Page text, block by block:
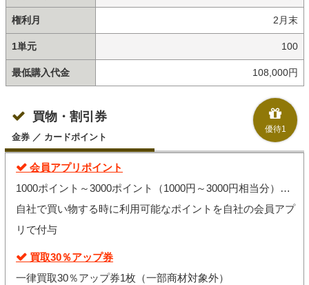
権利月 2月末
1単元 100
最低購入代金 108,000円
優待1
買物・割引券
金券 ／ カードポイント
会員アプリポイント
1000ポイント～3000ポイント（1000円～3000円相当分）…
自社で買い物する時に利用可能なポイントを自社の会員アプ
リで付与
買取30％アップ券
一律買取30％アップ券1枚（一部商材対象外）